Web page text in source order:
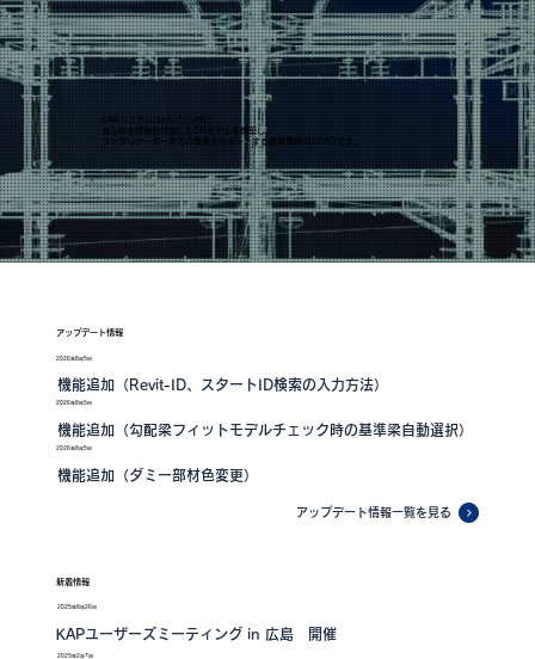
KAPシステムはパソコン内に
あらゆる情報を付加した3Dモデルを構築し、
ファブリケーター全ての業務をサポートする鉄骨専用3D CADです。
​アップデート情報
機能追加（Revit-ID、スタートID検索の入力方法）
2026年8月5日
機能追加（勾配梁フィットモデルチェック時の基準梁自動選択）
2026年8月5日
機能追加（ダミー部材色変更）
アップデート情報一覧を見る
新着情報
2025年8月26日
KAPユーザーズミーティング in 広島 開催
2025年2月7日